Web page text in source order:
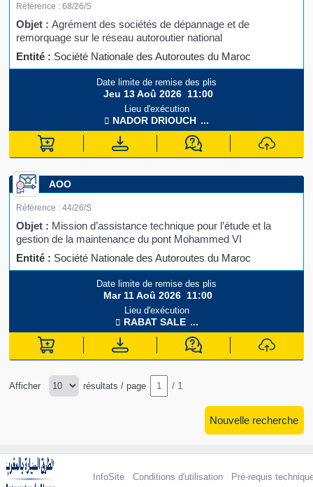
Référence : 68/26/S
Objet : Agrément des sociétés de dépannage et de
remorquage sur le réseau autoroutier national
Entité : Société Nationale des Autoroutes du Maroc
Date limite de remise des plis
Jeu 13 Aoû 2026 11:00
Lieu d'exécution
NADOR DRIOUCH ...
AOO
Référence : 44/26/S
Objet : Mission d’assistance technique pour l’étude et la
gestion de la maintenance du pont Mohammed VI
Entité : Société Nationale des Autoroutes du Maroc
Date limite de remise des plis
Mar 11 Aoû 2026 11:00
Lieu d'exécution
RABATSALE ...
Afficher résultats / page / 1
Nouvelle recherche
InfoSite Conditions d'utilisation Pré-requis